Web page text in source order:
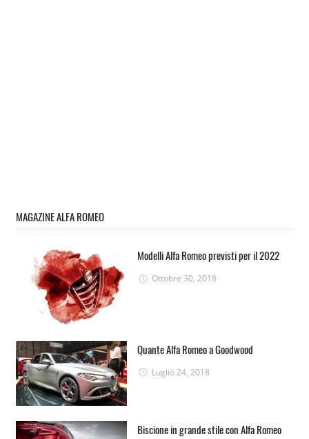
MAGAZINE ALFA ROMEO
Modelli Alfa Romeo previsti per il 2022
Ottobre 30, 2018
Quante Alfa Romeo a Goodwood
Luglio 24, 2018
Biscione in grande stile con Alfa Romeo